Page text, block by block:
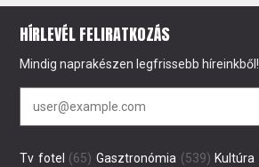
HÍRLEVÉL FELIRATKOZÁS
Mindig naprakészen legfrissebb híreinkből!
Tv fotel (65) Gasztronómia (539) Kultúra